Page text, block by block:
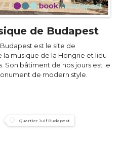
de Budapest
est le site de
la musique de la Hongrie et lieu
Son bâtiment de nos jours est le
de modern style.
Quartier Juif Budapest